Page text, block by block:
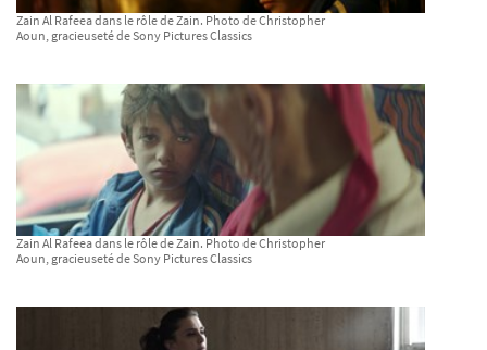
Zain Al Rafeea dans le rôle de Zain. Photo de Christopher
Aoun, gracieuseté de Sony Pictures Classics
Zain Al Rafeea dans le rôle de Zain. Photo de Christopher
Aoun, gracieuseté de Sony Pictures Classics